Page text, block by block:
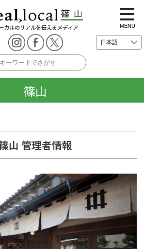
カルのリアルを伝えるメディア
t
o
g
g
e
i
MENU
篠山
山 管理者情報